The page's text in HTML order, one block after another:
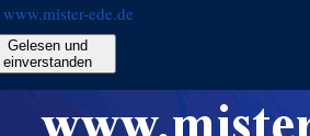
ede.de
Gelesen und
einverstanden